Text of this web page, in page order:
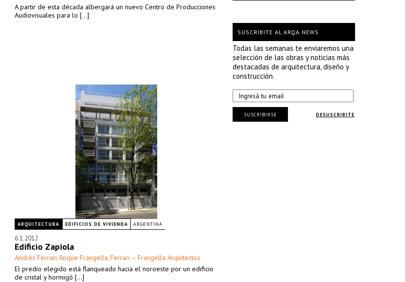
A partir de esta década albergará un nuevo Centro de Producciones
Audiovisuales para lo [...]
ARQUITECTURA EDIFICIOS DE VIVIENDA ARGENTINA
6.1.2012
Edificio Zapiola
Andrés Ferrari, Roque Frangella, Ferrari – Frangella Arquitectos
El predio elegido está flanqueado hacia el noroeste por un edificio
de cristal y hormigó [...]
SUSCRIBITE AL ARQA NEWS
Todas las semanas te enviaremos una
selección de las obras y noticias más
destacadas de arquitectura, diseño y
construcción.
DESUSCRIBITE
SUSCRIBIRSE